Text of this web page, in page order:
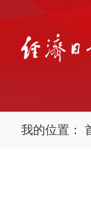
我的位置：